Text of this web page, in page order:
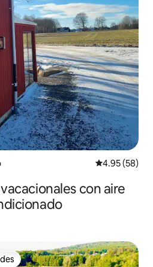
Calificación
4.95 (58)
con aire
preferido